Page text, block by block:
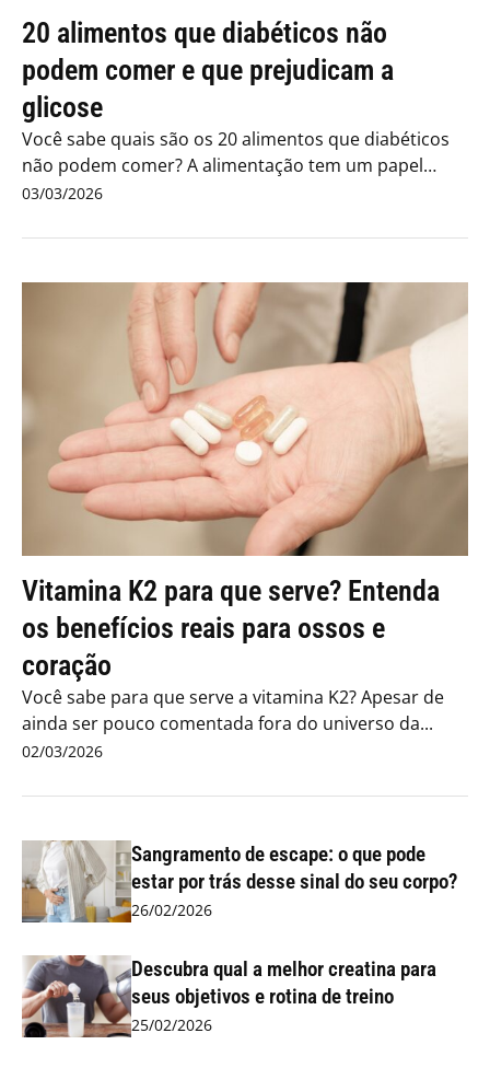
20 alimentos que diabéticos não
podem comer e que prejudicam a
glicose
Você sabe quais são os 20 alimentos que diabéticos
não podem comer? A alimentação tem um papel
decisivo...
03/03/2026
Vitamina K2 para que serve? Entenda
os benefícios reais para ossos e
coração
Você sabe para que serve a vitamina K2? Apesar de
ainda ser pouco comentada fora do universo da...
02/03/2026
Sangramento de escape: o que pode
estar por trás desse sinal do seu corpo?
26/02/2026
Descubra qual a melhor creatina para
seus objetivos e rotina de treino
25/02/2026